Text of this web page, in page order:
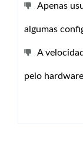
Apenas
algumas
A
pelo